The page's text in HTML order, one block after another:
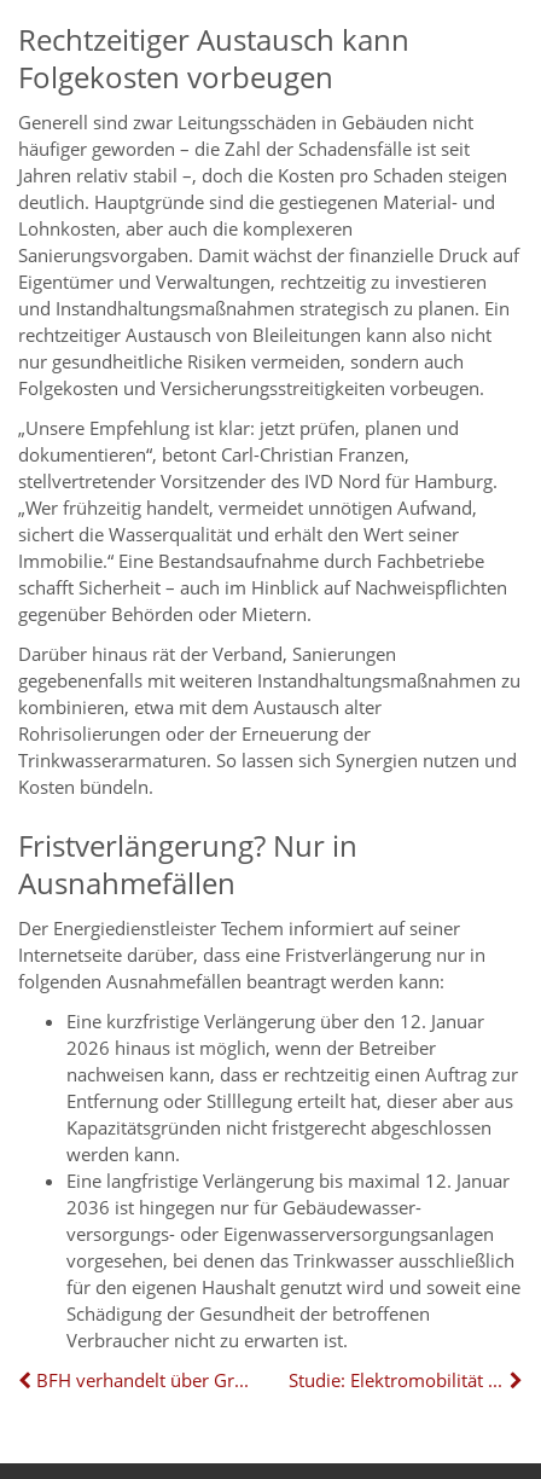
Rechtzeitiger Austausch kann
Folgekosten vorbeugen
Generell sind zwar Leitungsschäden in Gebäuden nicht
häufiger geworden – die Zahl der Schadensfälle ist seit
Jahren relativ stabil –, doch die Kosten pro Schaden steigen
deutlich. Hauptgründe sind die gestiegenen Material- und
Lohnkosten, aber auch die komplexeren
Sanierungsvorgaben. Damit wächst der finanzielle Druck auf
Eigentümer und Verwaltungen, rechtzeitig zu investieren
und Instandhaltungsmaßnahmen strategisch zu planen. Ein
rechtzeitiger Austausch von Bleileitungen kann also nicht
nur gesundheitliche Risiken vermeiden, sondern auch
Folgekosten und Versicherungsstreitigkeiten vorbeugen.
„Unsere Empfehlung ist klar: jetzt prüfen, planen und
dokumentieren“, betont Carl-Christian Franzen,
stellvertretender Vorsitzender des IVD Nord für Hamburg.
„Wer frühzeitig handelt, vermeidet unnötigen Aufwand,
sichert die Wasserqualität und erhält den Wert seiner
Immobilie.“ Eine Bestandsaufnahme durch Fachbetriebe
schafft Sicherheit – auch im Hinblick auf Nachweispflichten
gegenüber Behörden oder Mietern.
Darüber hinaus rät der Verband, Sanierungen
gegebenenfalls mit weiteren Instandhaltungsmaßnahmen zu
kombinieren, etwa mit dem Austausch alter
Rohrisolierungen oder der Erneuerung der
Trinkwasserarmaturen. So lassen sich Synergien nutzen und
Kosten bündeln.
Fristverlängerung? Nur in
Ausnahmefällen
Der Energiedienstleister Techem informiert auf seiner
Internetseite darüber, dass eine Fristverlängerung nur in
folgenden Ausnahmefällen beantragt werden kann:
Eine kurzfristige Verlängerung über den 12. Januar
2026 hinaus ist möglich, wenn der Betreiber
nachweisen kann, dass er rechtzeitig einen Auftrag zur
Entfernung oder Stilllegung erteilt hat, dieser aber aus
Kapazitätsgründen nicht fristgerecht abgeschlossen
werden kann.
Eine langfristige Verlängerung bis maximal 12. Januar
2036 ist hingegen nur für Gebäudewasser-
versorgungs- oder Eigenwasserversorgungsanlagen
vorgesehen, bei denen das Trinkwasser ausschließlich
für den eigenen Haushalt genutzt wird und soweit eine
Schädigung der Gesundheit der betroffenen
Verbraucher nicht zu erwarten ist.
BFH verhandelt über Grundsteuer
Studie: Elektromobilität und das Potenzial von Mehrfamilienhäusern